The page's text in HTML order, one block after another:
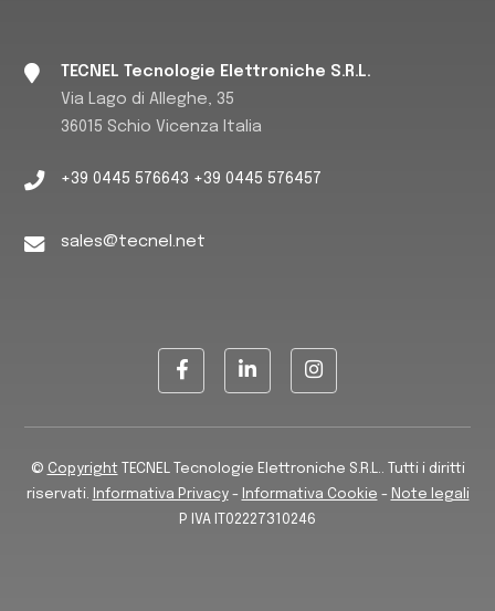
TECNEL Tecnologie Elettroniche S.R.L.
Via Lago di Alleghe, 35
36015 Schio Vicenza Italia
+39 0445 576643 +39 0445 576457
sales@tecnel.net
© CopyrightTECNEL Tecnologie Elettroniche S.R.L.. Tutti i diritti
riservati.
Informativa Privacy- Informativa Cookie - Note legali
P IVA IT02227310246